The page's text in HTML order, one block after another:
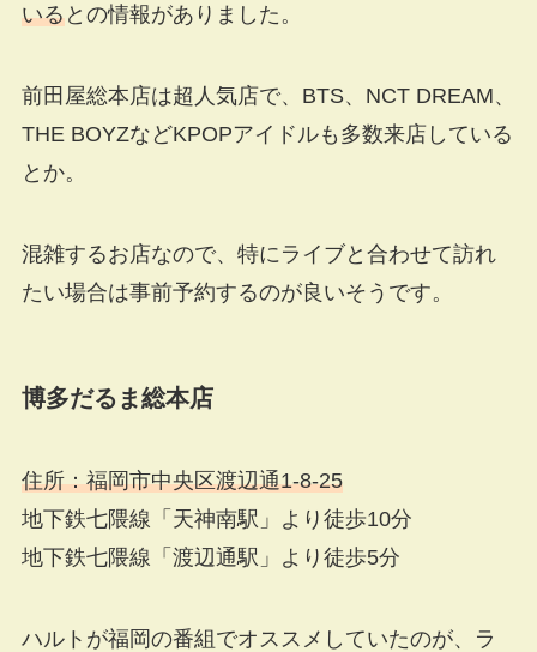
いるとの情報がありました。
前田屋総本店は超人気店で、BTS、NCT DREAM、
THE BOYZなどKPOPアイドルも多数来店している
とか。
混雑するお店なので、特にライブと合わせて訪れ
たい場合は事前予約するのが良いそうです。
博多だるま総本店
住所：福岡市中央区渡辺通1-8-25
地下鉄七隈線「天神南駅」より徒歩10分
地下鉄七隈線「渡辺通駅」より徒歩5分
ハルトが福岡の番組でオススメしていたのが、ラ